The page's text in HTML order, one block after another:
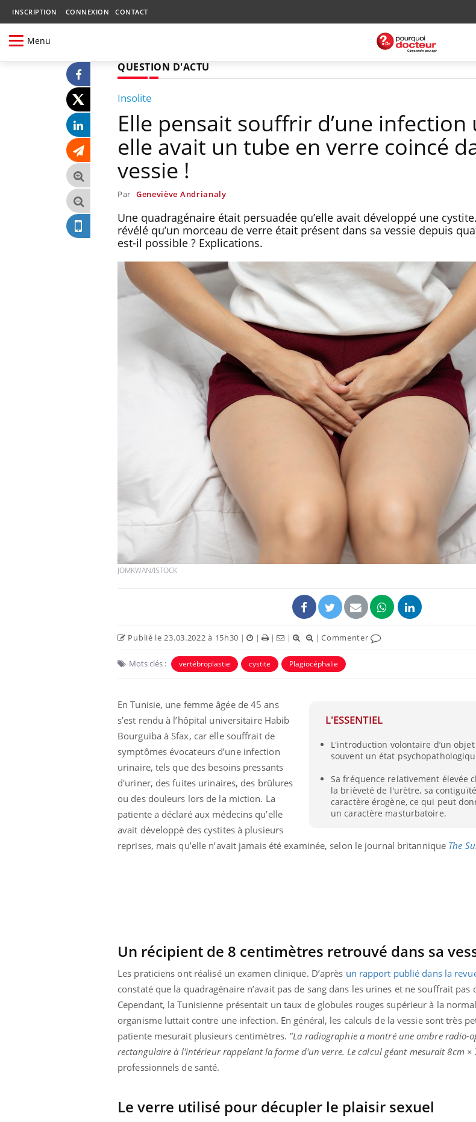
INSCRIPTION CONNEXION CONTACT
Menu
QUESTION D'ACTU
Insolite
Elle pensait souffrir d’une infection
elle avait un tube en verre coincé
vessie !
Par Geneviève Andrianaly
Une quadragénaire était persuadée qu’elle avait développé une
révélé qu’un morceau de verre était présent dans sa vessie depuis
est-il possible ? Explications.
JOMKWAN/ISTOCK
Publié le 23.03.2022 à 15h30 | | | | |Commenter
Mots clés : vertébroplastie cystite Plagiocéphalie
L'ESSENTIEL
L'introduction volontaire d’un
souvent un état
Sa fréquence relativement élevée
la brièveté de l'urètre, sa
caractère érogène, ce qui peut
un caractère masturbatoire.
En Tunisie, une femme âgée de 45 ans
s’est rendu à l’hôpital universitaire Habib
Bourguiba à Sfax, car elle souffrait de
symptômes évocateurs d’une infection
urinaire, tels que des besoins pressants
d'uriner, des fuites urinaires, des brûlures
ou des douleurs lors de la miction. La
patiente a déclaré aux médecins qu’elle
avait développé des cystites à plusieurs
reprises, mais qu’elle n’avait jamais été examinée, selon le journal britannique The
Un récipient de 8 centimètres retrouvé dans sa
Les praticiens ont réalisé un examen clinique. D’après un rapport publié dans la
constaté que la quadragénaire n’avait pas de sang dans les urines et ne souffrait pas
Cependant, la Tunisienne présentait un taux de globules rouges supérieur à la
organisme luttait contre une infection. En général, les calculs de la vessie sont très
patiente mesurait plusieurs centimètres. "La radiographie a montré une ombre radio-
rectangulaire à l'intérieur rappelant la forme d'un verre. Le calcul géant mesurait 8cm ×
professionnels de santé.
Le verre utilisé pour décupler le plaisir sexuel
VIH : la fin du comprimé
tous les jours se profile-t-
elle enfin ?
Pourquoi votre ventre
gâche-t-il les premiers
jours de vos vacances ?
Fortes chaleurs :
pourquoi le risque de
noyade grimpe-t-il ?
Le Viagra pourrait-il
freiner la propagation du
Pourquoi manger moins
de protéines pourrait
finalement être bénéfique
Grossesse et chaleur : ce
que dit la science
Eczéma Chronique des Mains :
expliquer ma maladie Youtube
d'autres non ! D'un côté, poser des
questions sur la maladie d'un proche c'est
Youtube
Carence en fer : comprendre pour
prévenirYoutube
carence en fer sont multiples ce qui la rend
...